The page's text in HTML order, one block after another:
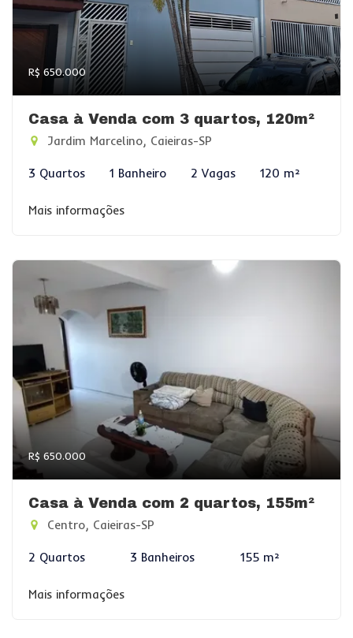
R$ 650.000
Casa à Venda com 3 quartos, 120m²
Jardim Marcelino, Caieiras-SP
3 Quartos 1 Banheiro 2 Vagas 120 m²
Mais informações
R$ 650.000
Casa à Venda com 2 quartos, 155m²
Centro, Caieiras-SP
2 Quartos 3 Banheiros 155 m²
Mais informações